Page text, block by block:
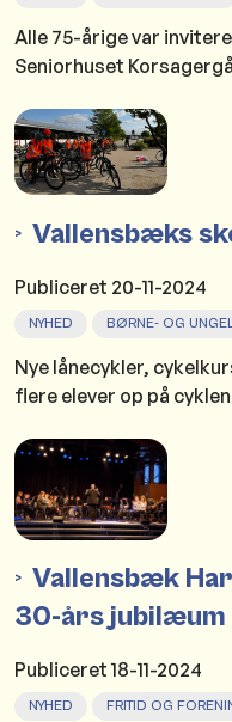
Alle 75-årige var
Seniorhuset
Vallensbæks
Publiceret 20-11-2024
NYHED BØRNE- OG
Nye lånecykler,
flere elever op på
Vallensbæk
30-års jubilæum
Publiceret18-11-2024
NYHED FRITID OG